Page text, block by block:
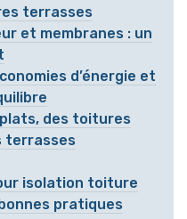
terrasses
et membranes : un
d’énergie et
des toitures
terrasses
isolation toiture
pratiques